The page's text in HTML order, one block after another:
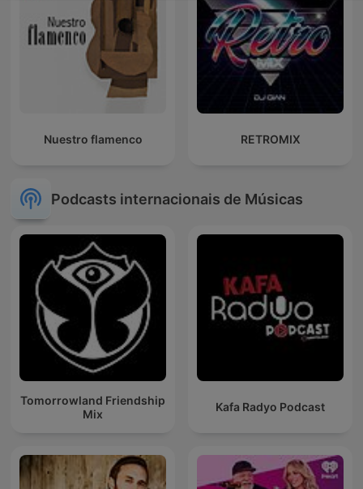
Nuestro flamenco RETROMIX
Podcasts internacionais de Músicas
Tomorrowland Friendship
Mix
Kafa Radyo Podcast